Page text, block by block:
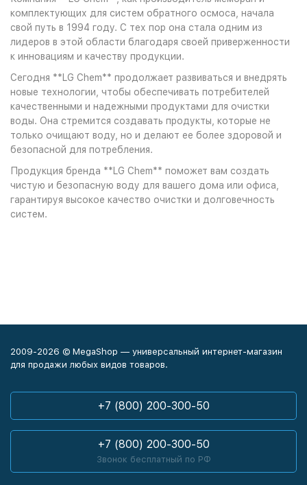
комплектующих для систем обратного осмоса, начала
свой путь в 1994 году. С тех пор она стала одним из
лидеров в этой области благодаря своей приверженности
к инновациям и качеству продукции.
Сегодня **LG Chem** продолжает развиваться и внедрять
новые технологии, чтобы обеспечивать потребителей
качественными и надежными продуктами для очистки
воды. Она стремится создавать продукты, которые не
только очищают воду, но и делают ее более здоровой и
безопасной для потребления.
Продукция бренда **LG Chem** поможет вам создать
чистую и безопасную воду для вашего дома или офиса,
гарантируя высокое качество очистки и долговечность
систем.
2009-2026 © MegaShop — универсальный интернет-магазин
для продажи любых видов товаров.
+7 (800) 200-300-50
+7 (800) 200-300-50
Звонок бесплатный по РФ